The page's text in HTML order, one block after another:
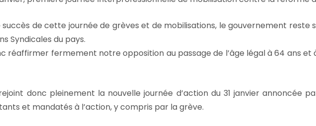
de cette journée de grèves et de mobilisations, le gouvernement reste
Syndicales du pays.
réaffirmer fermement notre opposition au passage de l’âge légal à 64 ans et
donc pleinement la nouvelle journée d’action du 31 janvier annoncée
et mandatés à l’action, y compris par la grève.